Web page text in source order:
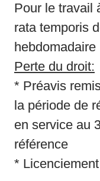
Pour le travail
rata temporis
Perte du droit:
* Préavis
la période de
en service au
référence
*